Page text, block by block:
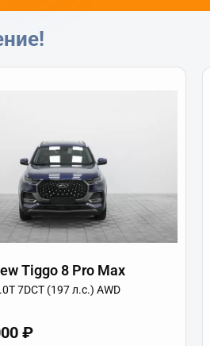
Tiggo 8 Pro Max
7DCT (197 л.с.) AWD
₽